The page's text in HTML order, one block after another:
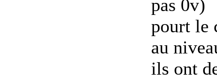
pas 0v)
pourt le
au
ils ont